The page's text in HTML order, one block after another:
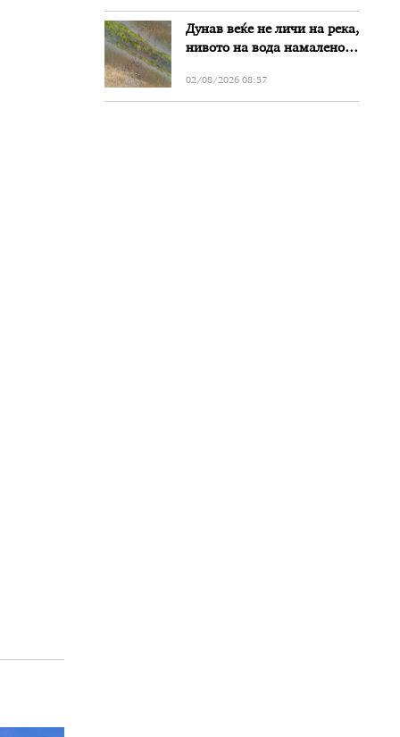
Дунав веќе не личи на река,
нивото на вода намалено
Бугарија
02/08/2026 08:57